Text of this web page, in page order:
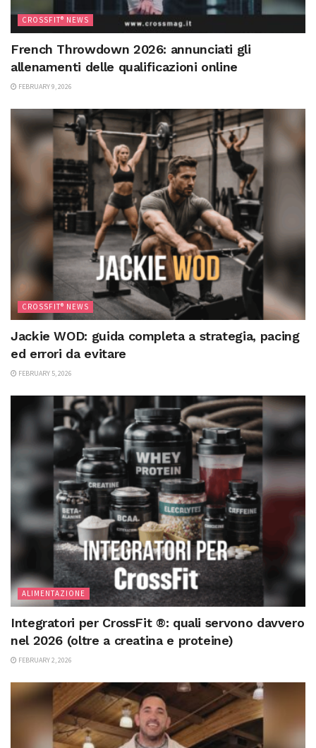
CROSSFIT® NEWS
French Throwdown 2026: annunciati gli
allenamenti delle qualificazioni online
FEBRUARY 9, 2026
CROSSFIT® NEWS
Jackie WOD: guida completa a strategia, pacing
ed errori da evitare
FEBRUARY 5, 2026
ALIMENTAZIONE
Integratori per CrossFit ®: quali servono davvero
nel 2026 (oltre a creatina e proteine)
FEBRUARY 2, 2026